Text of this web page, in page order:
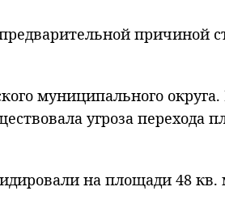
причиной
муниципального
угроза перехода
на площади 48 кв.